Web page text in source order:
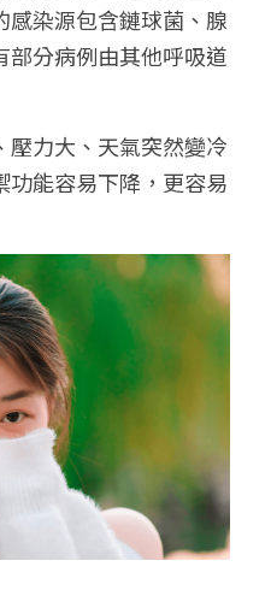
感染源包含鏈球菌、腺
分病例由其他呼吸道
壓力大、天氣突然變冷
功能容易下降，更容易